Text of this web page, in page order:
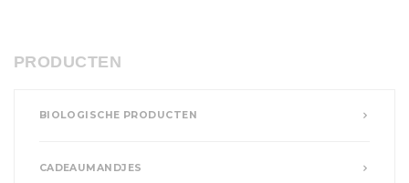
PRODUCTEN
BIOLOGISCHE PRODUCTEN
CADEAUMANDJES